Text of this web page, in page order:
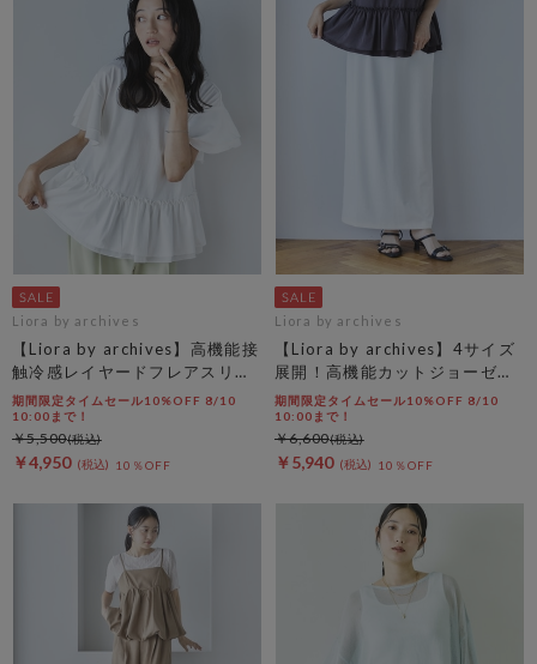
Liora by archives
【Liora by archives】高機能接
触冷感レイヤードフレアスリー
ブＴＥＥ
期間限定タイムセール10%OFF 8/10
10:00まで！
￥4,950 10％OFF
￥5,500
Liora by archives
【Liora by archives】4サイズ
展開！高機能カットジョーゼッ
トスカート
期間限定タイムセール10%OFF 8/10
10:00まで！
￥5,940 10％OFF
￥6,600